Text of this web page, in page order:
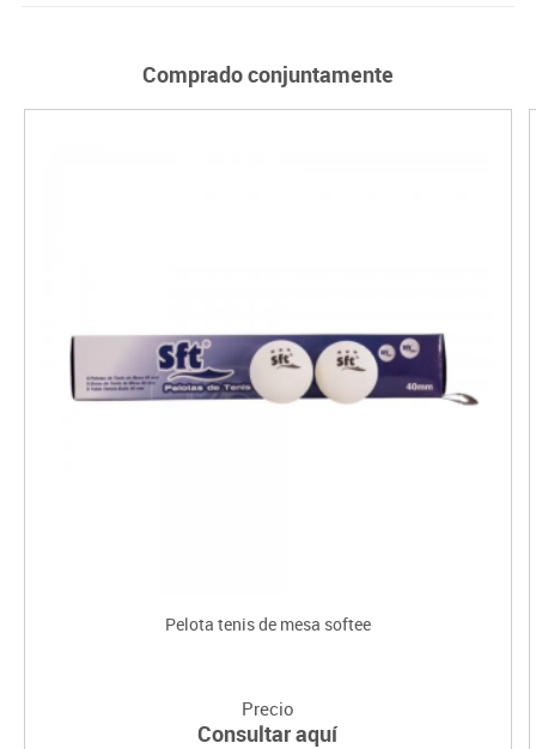
Comprado conjuntamente
Pelota tenis de mesa softee
Precio
Consultar aquí